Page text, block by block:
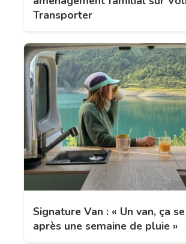
Transporter
Signature Van : « Un van, ça
après une semaine de pluie »